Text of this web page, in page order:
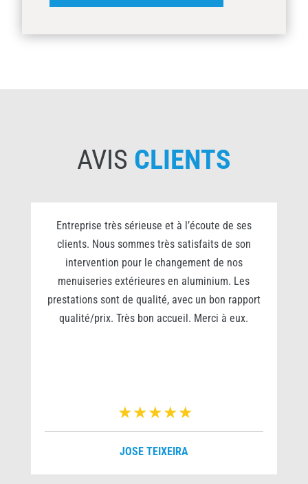
AVIS CLIENTS
Entreprise très sérieuse et à l’écoute de ses
clients. Nous sommes très satisfaits de son
intervention pour le changement de nos
menuiseries extérieures en aluminium. Les
prestations sont de qualité, avec un bon rapport
qualité/prix. Très bon accueil. Merci à eux.
JOSE TEIXEIRA